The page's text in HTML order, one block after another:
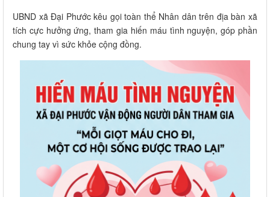
UBND xã Đại Phước kêu gọi toàn thể Nhân dân trên địa bàn xã
tích cực hưởng ứng, tham gia hiến máu tình nguyện, góp phần
chung tay vì sức khỏe cộng đồng.